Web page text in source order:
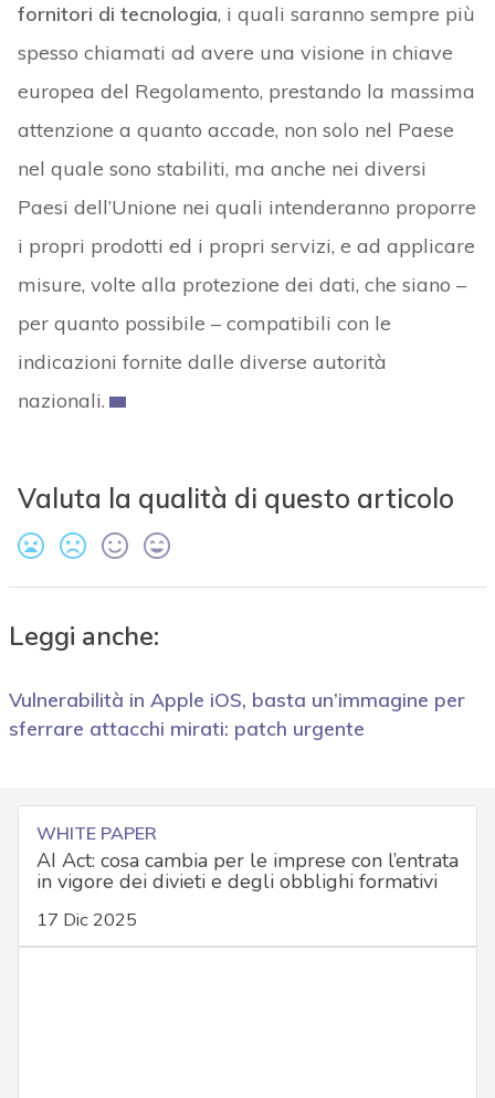
fornitori di tecnologia, i quali saranno sempre più
spesso chiamati ad avere una visione in chiave
europea del Regolamento, prestando la massima
attenzione a quanto accade, non solo nel Paese
nel quale sono stabiliti, ma anche nei diversi
Paesi dell’Unione nei quali intenderanno proporre
i propri prodotti ed i propri servizi, e ad applicare
misure, volte alla protezione dei dati, che siano –
per quanto possibile – compatibili con le
indicazioni fornite dalle diverse autorità
nazionali.
Valuta la qualità di questo articolo
Leggi anche:
Vulnerabilità in Apple iOS, basta un’immagine per
sferrare attacchi mirati: patch urgente
WHITE PAPER
AI Act: cosa cambia per le imprese con l’entrata
in vigore dei divieti e degli obblighi formativi
17 Dic 2025